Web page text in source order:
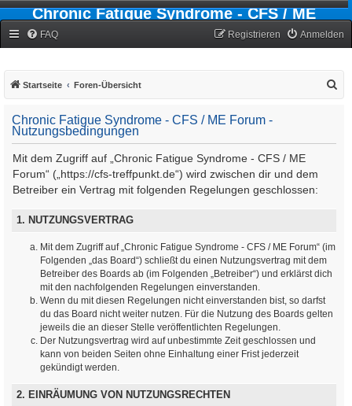
Chronic Fatigue Syndrome - CFS / ME
FAQ Anmelden
Registrieren
Startseite Foren-Übersicht
Chronic Fatigue Syndrome - CFS / ME Forum -
Nutzungsbedingungen
Mit dem Zugriff auf „Chronic Fatigue Syndrome - CFS / ME
Forum“ („https://cfs-treffpunkt.de“) wird zwischen dir und dem
Betreiber ein Vertrag mit folgenden Regelungen geschlossen:
1. NUTZUNGSVERTRAG
Mit dem Zugriff auf „Chronic Fatigue Syndrome - CFS / ME Forum“ (im
Folgenden „das Board“) schließt du einen Nutzungsvertrag mit dem
Betreiber des Boards ab (im Folgenden „Betreiber“) und erklärst dich
mit den nachfolgenden Regelungen einverstanden.
Wenn du mit diesen Regelungen nicht einverstanden bist, so darfst
du das Board nicht weiter nutzen. Für die Nutzung des Boards gelten
jeweils die an dieser Stelle veröffentlichten Regelungen.
Der Nutzungsvertrag wird auf unbestimmte Zeit geschlossen und
kann von beiden Seiten ohne Einhaltung einer Frist jederzeit
gekündigt werden.
2. EINRÄUMUNG VON NUTZUNGSRECHTEN